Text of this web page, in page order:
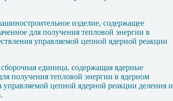
изделие, содержащее
для получения тепловой энергии в
управляемой цепной ядерной реакции
единица, содержащая ядерные
получения тепловой энергии в ядерном
управляемой цепной ядерной реакции деления и